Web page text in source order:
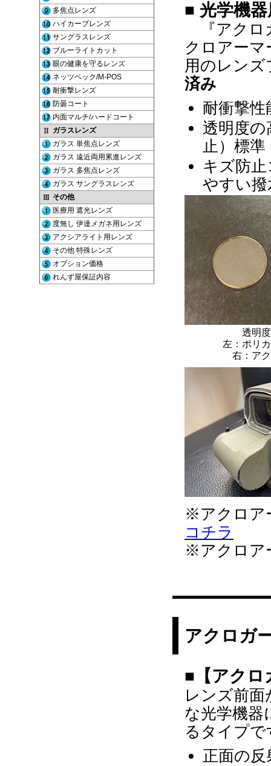
■ 光学機
『アクロ
クロアーマ
用のレン
済み
耐衝撃性
透明度
止）標準
キズ防
やすい
透明
左：ポリ
右：ア
※アクロア
コチラ
※アクロア
アクロガ
■【アクロ
レンズ前
な光学機器
るタイプで
正面の